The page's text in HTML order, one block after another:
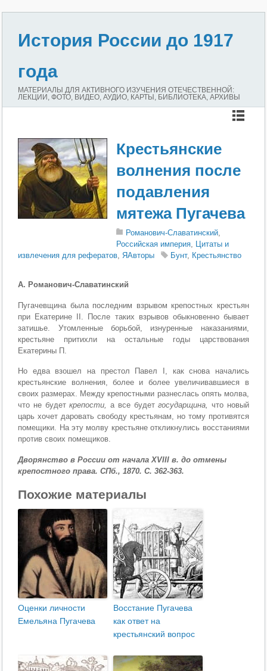
История России до 1917
года
МАТЕРИАЛЫ ДЛЯ АКТИВНОГО ИЗУЧЕНИЯ ОТЕЧЕСТВЕННОЙ:
ЛЕКЦИИ, ФОТО, ВИДЕО, АУДИО, КАРТЫ, БИБЛИОТЕКА, АРХИВЫ
Крестьянские
волнения после
подавления
мятежа Пугачева
Романович-Славатинский,
Российская империя, Цитаты и
извлечения для рефератов,ЯАвторы Бунт, Крестьянство
А. Романович-Славатинский
Пугачевщина была последним взрывом крепостных крестьян
при Екатерине II. После таких взрывов обык­новенно бывает
затишье. Утомленные борьбой, изнурен­ные наказаниями,
крестьяне притихли на остальные годы царствования
Екатерины П.
Но едва взошел на престол Павел I, как снова нача­лись
крестьянские волнения, более и более увеличивав­шиеся в
своих размерах. Между крепостными разнеслась опять молва,
что не будеткрепости,а все будетгосударщина,что новый
царь хочет даровать свободу крестьянам, но тому противятся
помещики. На эту молву крестьяне откликнулись восстаниями
против своих по­мещиков.
Дворянство в России от начала XVIII в. до отмены
крепостного права. СПб., 1870. С. 362-363.
Похожие материалы
Оценки личности
Емельяна Пугачева
Восстание Пугачева
как ответ на
крестьянский вопрос